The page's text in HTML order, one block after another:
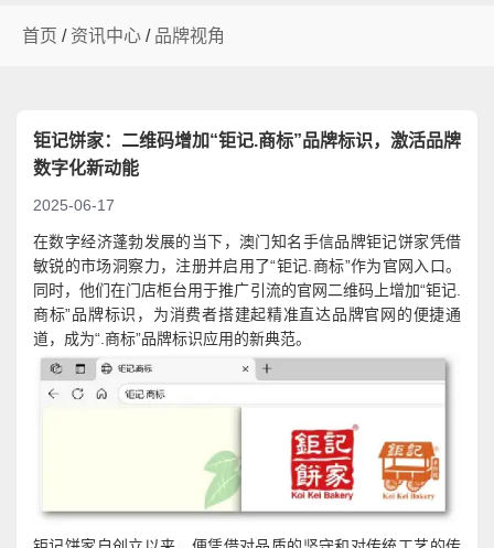
首页 / 资讯中心 / 品牌视角
钜记饼家：二维码增加“钜记.商标”品牌标识，激活品牌
数字化新动能
2025-06-17
在数字经济蓬勃发展的当下，澳门知名手信品牌钜记饼家凭借
敏锐的市场洞察力，注册并启用了“钜记.商标”作为官网入口。
同时，他们在门店柜台用于推广引流的官网二维码上增加“钜记.
商标”品牌标识，为消费者搭建起精准直达品牌官网的便捷通
道，成为“.商标”品牌标识应用的新典范。